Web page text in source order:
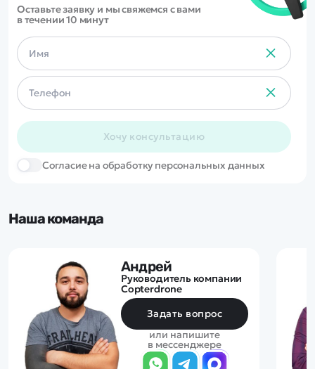
Оставьте заявку и мы свяжемся с вами
в течении 10 минут
Хочу консультацию
Cогласие на обработку персональных данных
Наша команда
Андрей
Руководитель компании
Copterdrone
Задать вопрос
или напишите
в мессенджере